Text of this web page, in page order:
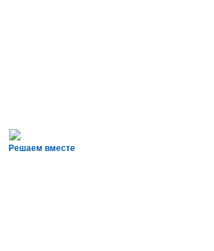
Решаем вместе